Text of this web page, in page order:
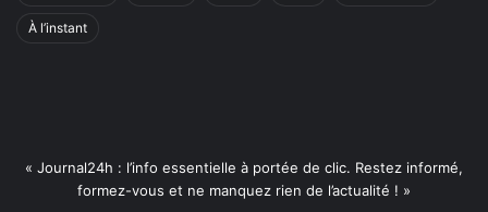
À l’instant
« Journal24h : l’info essentielle à portée de clic. Restez informé,
formez-vous et ne manquez rien de l’actualité ! »